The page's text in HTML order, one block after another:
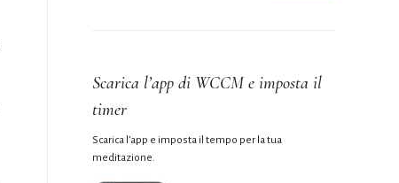
Scarica l’app di WCCM e imposta il
timer
Scarica l’app e imposta il tempo per la tua
meditazione.